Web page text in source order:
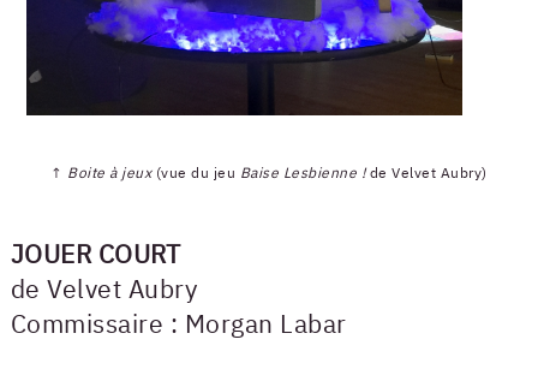
↑ Boite à jeux(vue du jeu Baise Lesbienne !de Velvet Aubry)
JOUER COURT
de Velvet Aubry
Commissaire : Morgan Labar